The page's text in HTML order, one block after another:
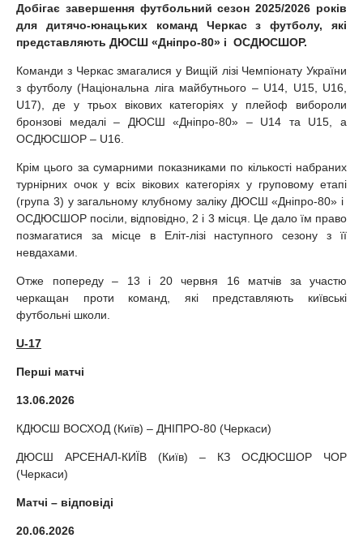
Добігає завершення футбольний сезон 2025/2026 років
для дитячо-юнацьких команд Черкас з футболу, які
представляють ДЮСШ «Дніпро-80» і ОСДЮСШОР.
Команди з Черкас змагалися у Вищій лізі Чемпіонату України
з футболу (Національна ліга майбутнього – U14, U15, U16,
U17), де у трьох вікових категоріях у плейоф вибороли
бронзові медалі – ДЮСШ «Дніпро-80» – U14 та U15, а
ОСДЮСШОР – U16.
Крім цього за сумарними показниками по кількості набраних
турнірних очок у всіх вікових категоріях у груповому етапі
(група 3) у загальному клубному заліку ДЮСШ «Дніпро-80» і
ОСДЮСШОР посіли, відповідно, 2 і 3 місця. Це дало їм право
позмагатися за місце в Еліт-лізі наступного сезону з її
невдахами.
Отже попереду – 13 і 20 червня 16 матчів за участю
черкащан проти команд, які представляють київські
футбольні школи.
U-17
Перші матчі
13.06.2026
КДЮСШ ВОСХОД (Київ) – ДНІПРО-80 (Черкаси)
ДЮСШ АРСЕНАЛ-КИЇВ (Київ) – КЗ ОСДЮСШОР ЧОР
(Черкаси)
Матчі – відповіді
20.06.2026